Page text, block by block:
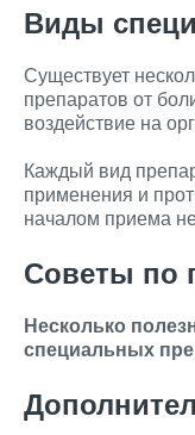
Виды
Существует
препаратов от
воздействие на
Каждый вид
применения и
началом приема
Советы по
Несколько
специальных